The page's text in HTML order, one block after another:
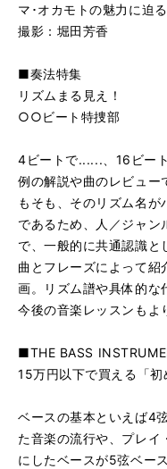
マ･オカモトの魅力に迫る
撮影：堀田芳香
■奏法特集
リズムまる見え！
○○ビート特捜部
4ビートで......、16ビー
例の解説や曲のレビュー
もそも、そのリズム名
であるため、人／ジャン
で、一般的に共通認識と
曲とフレーズによって
画。リズム譜や具体的な
今後の音楽レッスンもよ
■THE BASS
15万円以下で買える「
ベースの基本といえば4
た音楽の流行や、プレイ
にしたベースが5弦ベー